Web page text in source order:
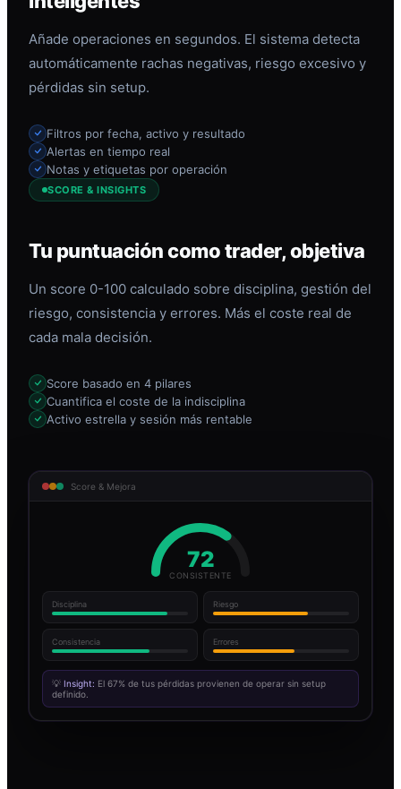
Añade operaciones en segundos. El sistema detecta
automáticamente rachas negativas, riesgo excesivo y
pérdidas sin setup.
Filtros por fecha, activo y resultado
Alertas en tiempo real
Notas y etiquetas por operación
SCORE & INSIGHTS
Tu puntuación como trader, objetiva
Un score 0-100 calculado sobre disciplina, gestión del
riesgo, consistencia y errores. Más el coste real de
cada mala decisión.
Score basado en 4 pilares
Cuantifica el coste de la indisciplina
Activo estrella y sesión más rentable
Score & Mejora
72
CONSISTENTE
Disciplina Riesgo
Consistencia Errores
💡 Insight: El 67% de tus pérdidas provienen de operar sin setup
definido.